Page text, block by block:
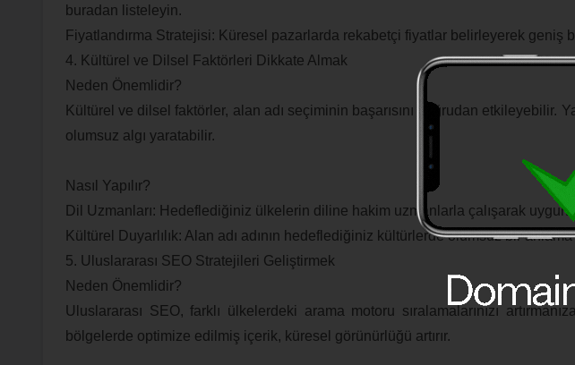
buradan listeleyin.
Fiyatlandırma Stratejisi: Küresel pazarlarda rekabetçi fiyatlar belirleyerek geniş
4. Kültürel ve Dilsel Faktörleri Dikkate Almak
Neden Önemlidir?
Kültürel ve dilsel faktörler, alan adı seçiminin başarısını doğrudan etkileyebilir.
olumsuz algı yaratabilir.
Nasıl Yapılır?
Dil Uzmanları: Hedeflediğiniz ülkelerin diline hakim uzmanlarla çalışarak uygun
Kültürel Duyarlılık: Alan adı adının hedeflediğiniz kültürlerde olumsuz bir
5. Uluslararası SEO Stratejileri Geliştirmek
Neden Önemlidir?
Uluslararası SEO, farklı ülkelerdeki arama motoru sıralamalarınızı
bölgelerde optimize edilmiş içerik, küresel görünürlüğü artırır.